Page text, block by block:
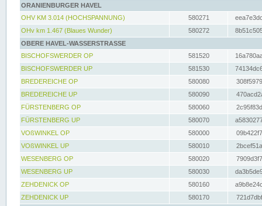
ORANIENBURGER HAVEL
OHV KM 3.014 (HOCHSPANNUNG)
580271
OHv km 1.467 (Blaues Wunder)
580272
OBERE HAVEL-WASSERSTRASSE
BISCHOFSWERDER OP
581520
BISCHOFSWERDER UP
581530
BREDEREICHE OP
580080
BREDEREICHE UP
580090
FÜRSTENBERG OP
580060
FÜRSTENBERG UP
580070
VOßWINKEL OP
580000
VOßWINKEL UP
580010
WESENBERG OP
580020
WESENBERG UP
580030
ZEHDENICK OP
580160
ZEHDENICK UP
580170